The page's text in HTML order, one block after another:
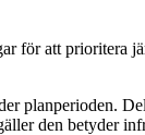
för att prioritera
planperioden.
den betyder